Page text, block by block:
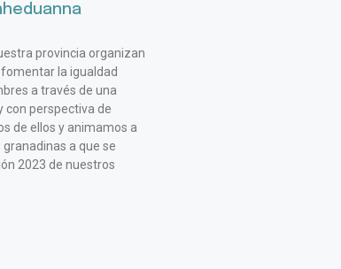
provincia organizan
la igualdad
a través de una
con perspectiva de
de ellos y animamos a
a que se
2023 de nuestros